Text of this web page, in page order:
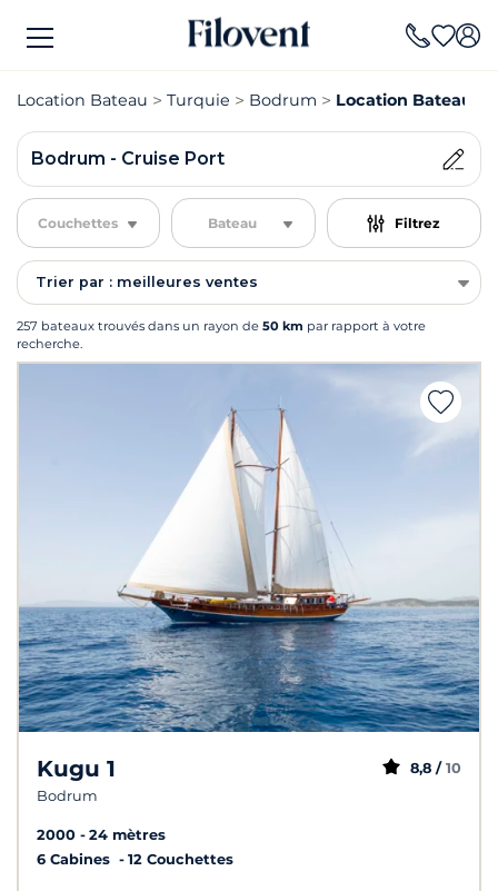
Location Bateau Turquie Bodrum Location Bateau
Bodrum - Cruise Port
Couchettes Bateau Filtrez
Trier par : meilleures ventes
257 bateaux trouvés dans un rayon de 50 km par rapport à votre
recherche.
Kugu 1
Bodrum
8,8 / 10
2000
24 mètres
6 Cabines
12 Couchettes